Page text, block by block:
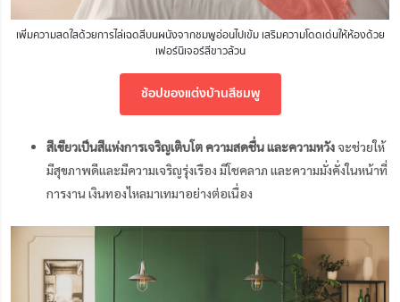
เพิ่มความสดใสด้วยการไล่เฉดสีบนผนังจากชมพูอ่อนไปเข้ม เสริมความโดดเด่นให้ห้องด้วย
เฟอร์นิเจอร์สีขาวล้วน
ช้อปของแต่งบ้านสีชมพู
สีเขียวเป็นสีแห่งการเจริญเติบโต ความสดชื่น และความหวังจะช่วยให้
มีสุขภาพดีและมีความเจริญรุ่งเรือง มีโชคลาภ และความมั่งคั่งในหน้าที่
การงาน เงินทองไหลมาเทมาอย่างต่อเนื่อง